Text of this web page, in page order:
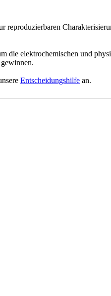
reproduzierbaren
die elektrochemischen und
Entscheidungshilfe an.